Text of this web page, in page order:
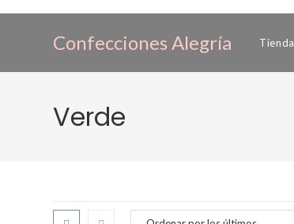
Confecciones Alegría Tienda
Verde